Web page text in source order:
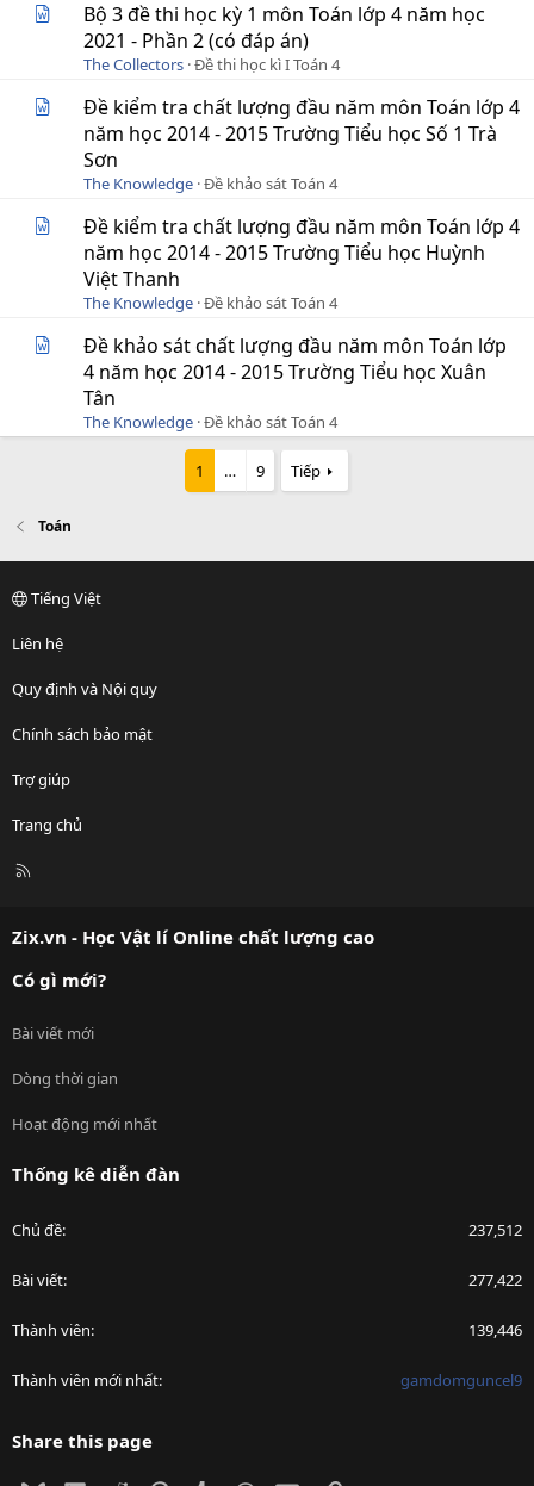
Bộ 3 đề thi học kỳ 1 môn Toán lớp 4 năm học
2021 - Phần 2 (có đáp án)
The Collectors Đề thi học kì I Toán 4
Đề kiểm tra chất lượng đầu năm môn Toán lớp 4
năm học 2014 - 2015 Trường Tiểu học Số 1 Trà
Sơn
The Knowledge Đề khảo sát Toán 4
Đề kiểm tra chất lượng đầu năm môn Toán lớp 4
năm học 2014 - 2015 Trường Tiểu học Huỳnh
Việt Thanh
The Knowledge Đề khảo sát Toán 4
Đề khảo sát chất lượng đầu năm môn Toán lớp
4 năm học 2014 - 2015 Trường Tiểu học Xuân
Tân
The Knowledge Đề khảo sát Toán 4
1 … 9 Tiếp
Toán
Tiếng Việt
Liên hệ
Quy định và Nội quy
Chính sách bảo mật
Trợ giúp
Trang chủ
R
Zix.vn - Học Vật lí Online chất lượng cao
Có gì mới?
Bài viết mới
Dòng thời gian
Hoạt động mới nhất
Thống kê diễn đàn
Chủ đề 237,512
Bài viết 277,422
Thành viên 139,446
Thành viên mới nhất gamdomguncel9
Share this page